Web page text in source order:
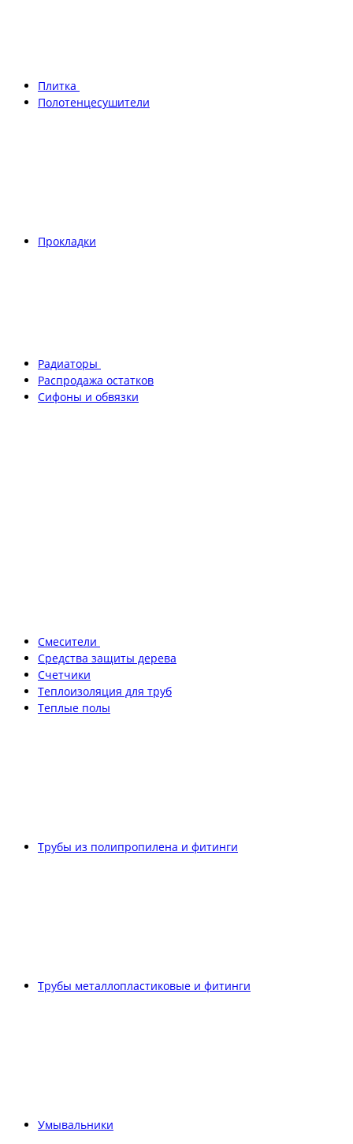
Плитка
Полотенцесушители
Прокладки
Радиаторы
Распродажа остатков
Сифоны и обвязки
Смесители
Средства защиты дерева
Счетчики
Теплоизоляция для труб
Теплые полы
Трубы из полипропилена и фитинги
Трубы металлопластиковые и фитинги
Умывальники